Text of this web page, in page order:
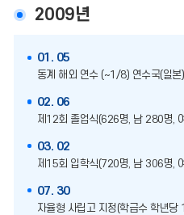
2009년
01. 05
동계 해외 연수 (~1/8) 연수국(일본
02. 06
제12회 졸업식(626명, 남 280명,
03. 02
제15회 입학식(720명, 남 306명,
07. 30
자율형 사립고 지정(학급수 학년